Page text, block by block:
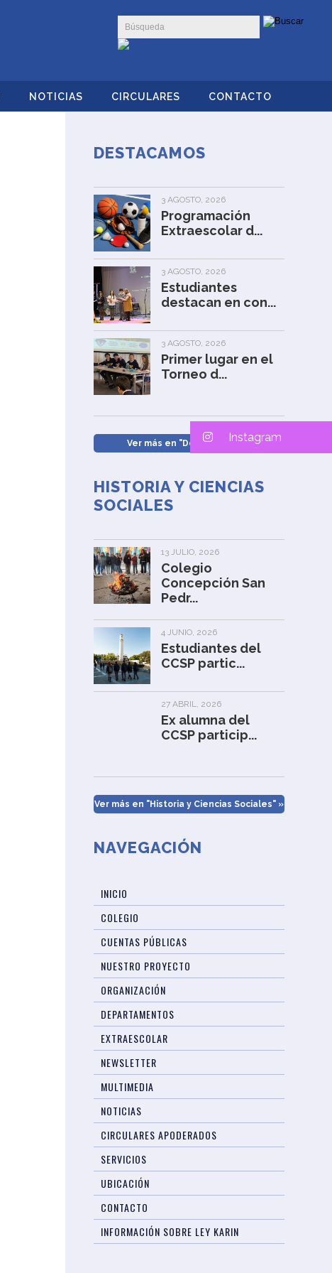
NOTICIAS CIRCULARES CONTACTO
DESTACAMOS
3 AGOSTO, 2026
Programación
Extraescolar d...
3 AGOSTO, 2026
Estudiantes
destacan en con...
3 AGOSTO, 2026
Primer lugar en el
Torneo d...
Ver más en "Destacamos" »
HISTORIA Y CIENCIAS
SOCIALES
13 JULIO, 2026
Colegio
Concepción San
Pedr...
4 JUNIO, 2026
Estudiantes del
CCSP partic...
27 ABRIL, 2026
Ex alumna del
CCSP particip...
Ver más en "Historia y Ciencias Sociales" »
NAVEGACIÓN
INICIO
COLEGIO
CUENTAS PÚBLICAS
NUESTRO PROYECTO
ORGANIZACIÓN
DEPARTAMENTOS
EXTRAESCOLAR
NEWSLETTER
MULTIMEDIA
NOTICIAS
CIRCULARES APODERADOS
SERVICIOS
UBICACIÓN
CONTACTO
INFORMACIÓN SOBRE LEY KARIN
Instagram